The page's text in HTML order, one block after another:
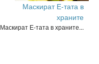
Маскират Е-тата в
храните
Маскират Е-тата в храните...